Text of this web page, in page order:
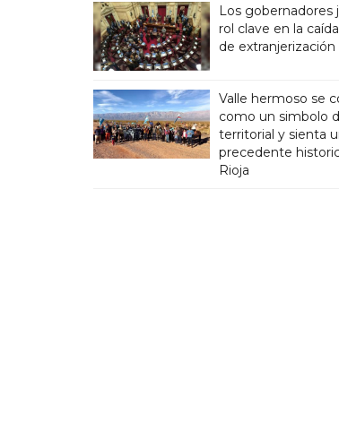
Los gobernadores
rol clave en la
de extranjerización
Valle hermoso se
como un simbolo
territorial y sienta
precedente
Rioja